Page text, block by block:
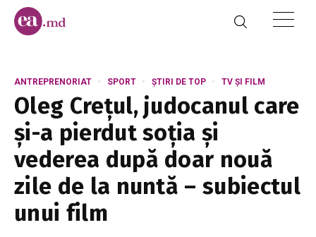
ANTREPRENORIAT SPORT ȘTIRI DE TOP TV ȘI FILM
Oleg Crețul, judocanul care
și-a pierdut soția și
vederea după doar nouă
zile de la nuntă – subiectul
unui film